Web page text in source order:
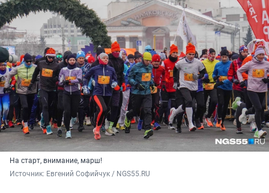
На старт, внимание, марш!
Источник: Евгений Софийчук / NGS55.RU